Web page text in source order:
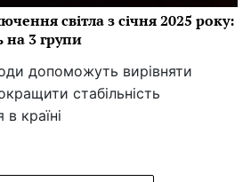
світла з січня 2025 року:
на 3 групи
допоможуть вирівняти
стабільність
країні